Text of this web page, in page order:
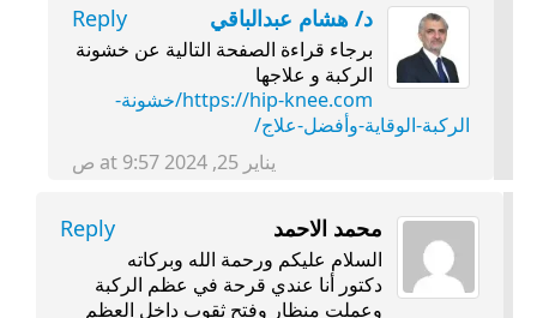
د/ هشام عبدالباقي Reply
برجاء قراءة الصفحة التالية عن خشونة
الركبة و علاجها
https://hip-knee.com/خشونة-
الركبة-الوقاية-وأفضل-علاج/
يناير 25, 2024 at 9:57 ص
محمد الاحمد Reply
السلام عليكم ورحمة الله وبركاته
دكتور أنا عندي قرحة في عظم الركبة
وعملت منظار وفتح ثقوب داخل العظم